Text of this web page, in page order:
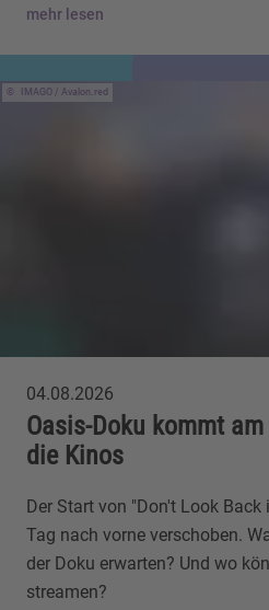
mehr lesen
IMAGO / Avalon.red
04.08.2026
Oasis-Doku kommt
die Kinos
Der Start von "Don't Look Back
Tag nach vorne verschoben.
der Doku erwarten? Und wo
streamen?